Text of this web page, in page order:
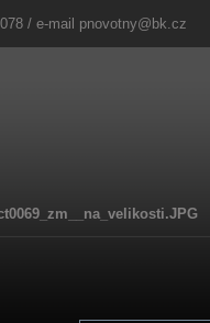
/ e-mail pnovotny@bk.cz